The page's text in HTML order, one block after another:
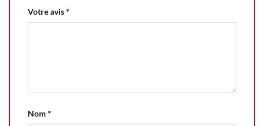
Votre avis*
Nom *